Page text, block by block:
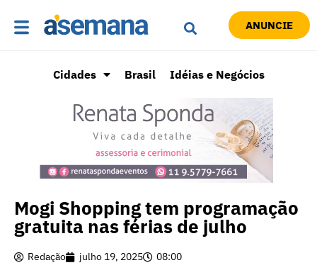
ANUNCIE
Cidades Brasil Idéias e Negócios
Mogi Shopping tem programação
gratuita nas férias de julho
Redação julho 19, 2025 08:00